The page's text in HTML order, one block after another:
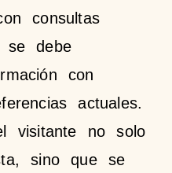
consultas
se debe
con
actuales.
visitante no solo
sino que se